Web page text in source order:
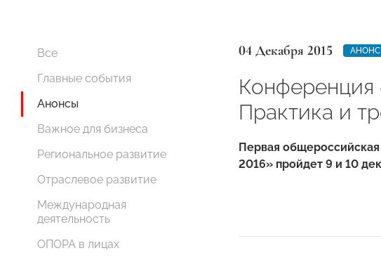
Все
Главные события
Анонсы
Важное для бизнеса
Региональное развитие
Отраслевое развитие
Международная
деятельность
ОПОРА в лицах
04 Декабря 2015
Конференция
Практика и
Первая
2016» пройдет 9 и 10